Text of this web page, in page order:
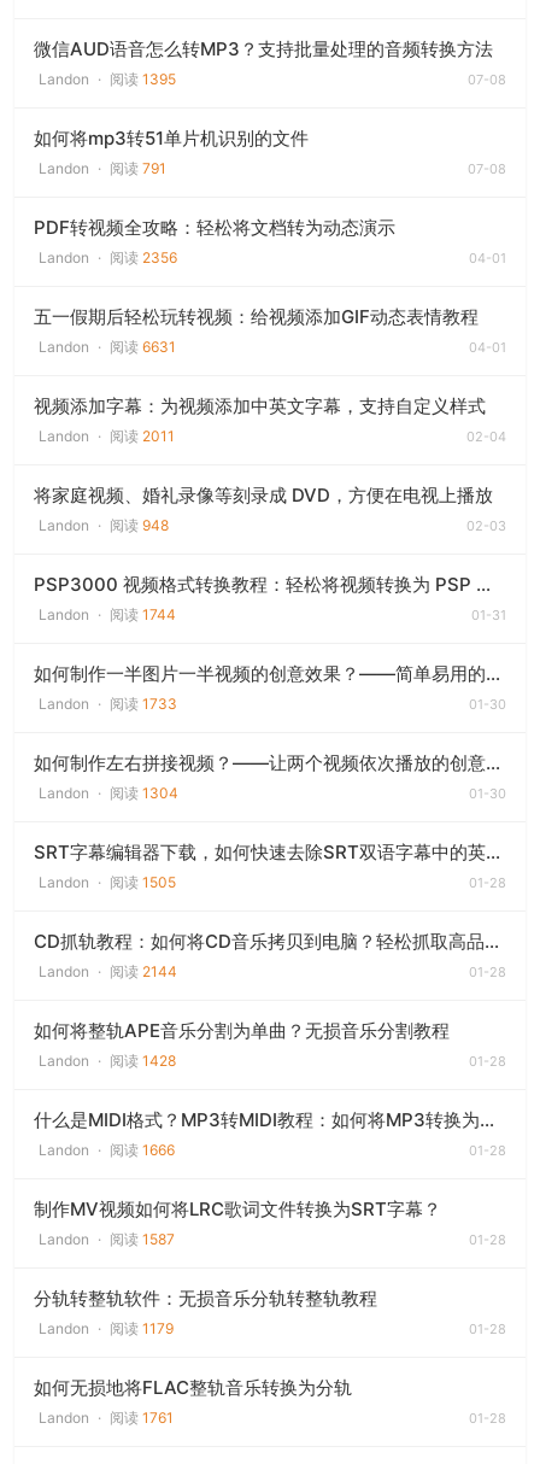
微信AUD语音怎么转MP3？支持批量处理的音频转换方法
Landon · 阅读 1395 07-08
如何将mp3转51单片机识别的文件
Landon · 阅读 791 07-08
PDF转视频全攻略：轻松将文档转为动态演示
Landon · 阅读 2356 04-01
五一假期后轻松玩转视频：给视频添加GIF动态表情教程
Landon · 阅读 6631 04-01
视频添加字幕：为视频添加中英文字幕，支持自定义样式
Landon · 阅读 2011 02-04
将家庭视频、婚礼录像等刻录成 DVD，方便在电视上播放
Landon · 阅读 948 02-03
PSP3000 视频格式转换教程：轻松将视频转换为 PSP 支持的 MP4 格式
Landon · 阅读 1744 01-31
如何制作一半图片一半视频的创意效果？——简单易用的视频拼接教程
Landon · 阅读 1733 01-30
如何制作左右拼接视频？——让两个视频依次播放的创意效果！
Landon · 阅读 1304 01-30
SRT字幕编辑器下载，如何快速去除SRT双语字幕中的英文？
Landon · 阅读 1505 01-28
CD抓轨教程：如何将CD音乐拷贝到电脑？轻松抓取高品质音乐！
Landon · 阅读 2144 01-28
如何将整轨APE音乐分割为单曲？无损音乐分割教程
Landon · 阅读 1428 01-28
什么是MIDI格式？MP3转MIDI教程：如何将MP3转换为MIDI？
Landon · 阅读 1666 01-28
制作MV视频如何将LRC歌词文件转换为SRT字幕？
Landon · 阅读 1587 01-28
分轨转整轨软件：无损音乐分轨转整轨教程
Landon · 阅读 1179 01-28
如何无损地将FLAC整轨音乐转换为分轨
Landon · 阅读 1761 01-28